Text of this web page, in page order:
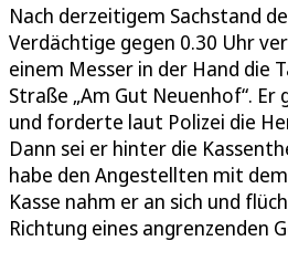
Nach derzeitigem Sachstand
Verdächtige gegen 0.30 Uhr
einem Messer in der Hand die
Straße „Am Gut Neuenhof“. Er
und forderte laut Polizei die
Dann sei er hinter die
habe den Angestellten mit
Kasse nahm er an sich und
Richtung eines angrenzenden